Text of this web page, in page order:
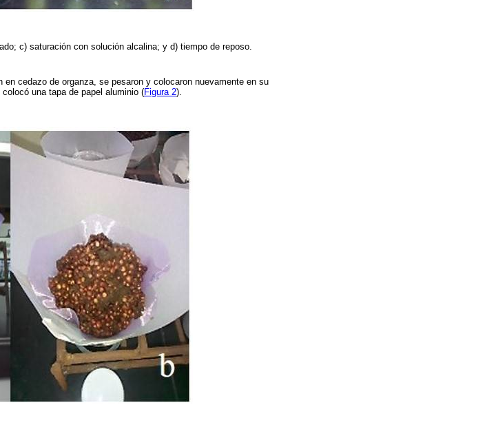
c) saturación con solución alcalina; y d) tiempo de reposo.
cedazo de organza, se pesaron y colocaron nuevamente en su
una tapa de papel aluminio (Figura 2).